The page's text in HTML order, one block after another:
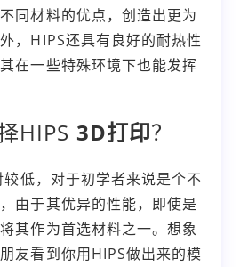
同材料的优点，创造出更为
，HIPS还具有良好的耐热性
在一些特殊环境下也能发挥
HIPS 3D打印？
低，对于初学者来说是个不
由于其优异的性能，即使是
其作为首选材料之一。想象
友看到你用HIPS做出来的模